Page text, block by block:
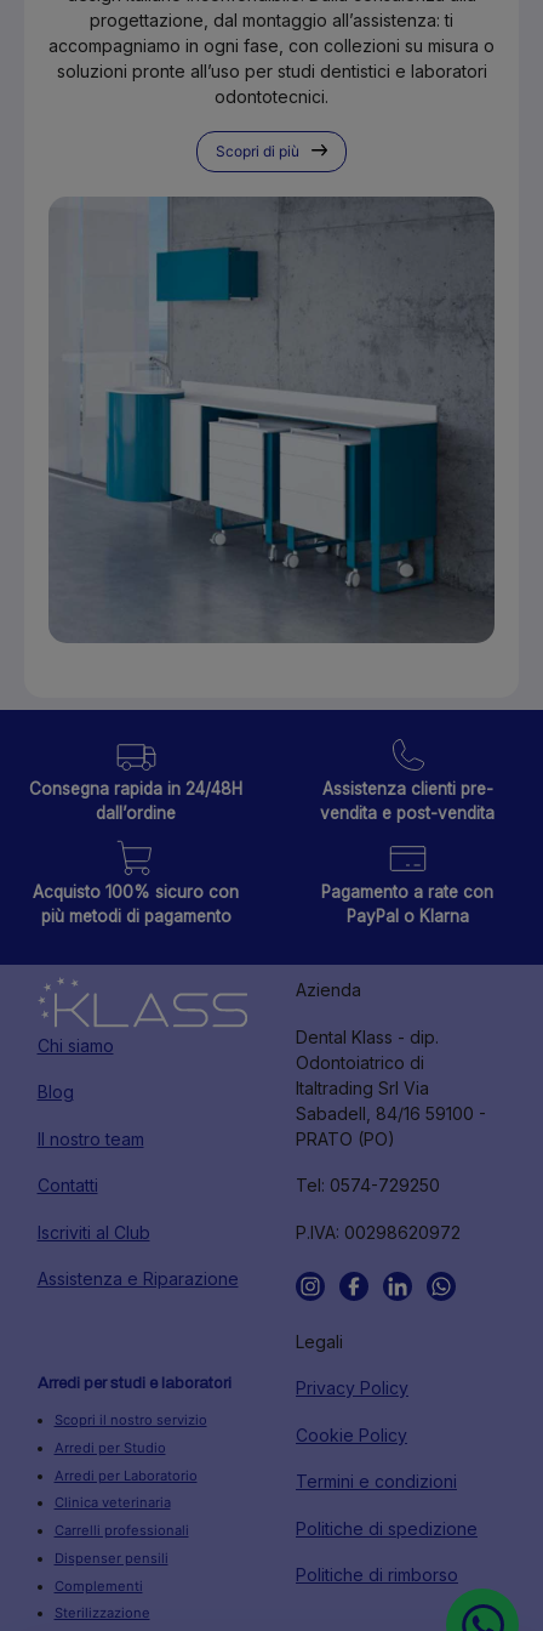
progettazione, dal montaggio all’assistenza: ti
accompagniamo in ogni fase, con collezioni su misura o
soluzioni pronte all’uso per studi dentistici e laboratori
odontotecnici.
Scopri di più
Consegna rapida in 24/48H
dall’ordine
Assistenza clienti pre-
vendita e post-vendita
Acquisto 100% sicuro con
più metodi di pagamento
Pagamento a rate con
PayPal o Klarna
Chi siamo
Blog
Il nostro team
Contatti
Iscriviti al Club
Assistenza e Riparazione
Azienda
Dental Klass - dip.
Odontoiatrico di
Italtrading Srl Via
Sabadell, 84/16 59100 -
PRATO (PO)
Tel: 0574-729250
P.IVA: 00298620972
Arredi per studi e laboratori
Scopri il nostro servizio
Arredi per Studio
Arredi per Laboratorio
Clinica veterinaria
Carrelli professionali
Dispenser pensili
Complementi
Sterilizzazione
Legali
Privacy Policy
Cookie Policy
Termini e condizioni
Politiche di spedizione
Politiche di rimborso